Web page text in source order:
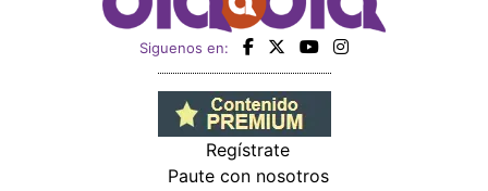
Siguenos en:
Regístrate
Paute con nosotros